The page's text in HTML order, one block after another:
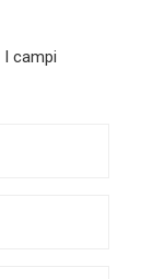
I campi